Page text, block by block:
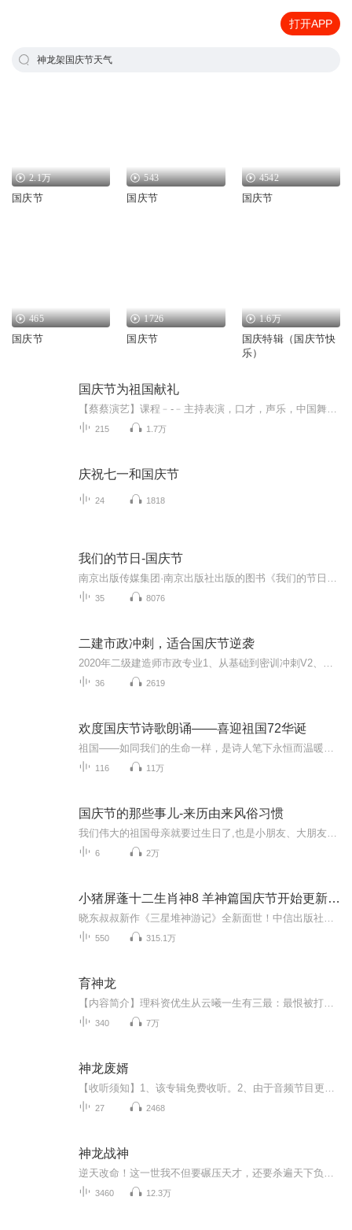
打开APP
神龙架国庆节天气
2.1万
国庆节
543
国庆节
4542
国庆节
465
国庆节
1726
国庆节
1.6万
国庆特辑（国庆节快
乐）
国庆节为祖国献礼
215 1.7万
庆祝七一和国庆节
24 1818
我们的节日-国庆节
35 8076
二建市政冲刺，适合国庆节逆袭
36 2619
欢度国庆节诗歌朗诵——喜迎祖国72华诞
116 11万
国庆节的那些事儿-来历由来风俗习惯
6 2万
小猪屏蓬十二生肖神8 羊神篇国庆节开始更新啦！
550 315.1万
育神龙
340 7万
神龙废婿
27 2468
神龙战神
3460 12.3万